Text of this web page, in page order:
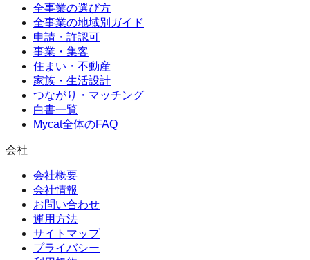
全事業の選び方
全事業の地域別ガイド
申請・許認可
事業・集客
住まい・不動産
家族・生活設計
つながり・マッチング
白書一覧
Mycat全体のFAQ
会社
会社概要
会社情報
お問い合わせ
運用方法
サイトマップ
プライバシー